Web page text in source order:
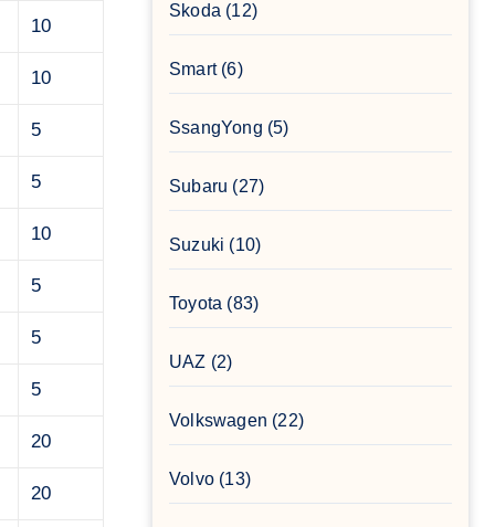
10
10
5
5
10
5
5
5
20
20
Skoda (12)
Smart(6)
SsangYong (5)
Subaru (27)
Suzuki (10)
Toyota (83)
UAZ (2)
Volkswagen (22)
Volvo (13)